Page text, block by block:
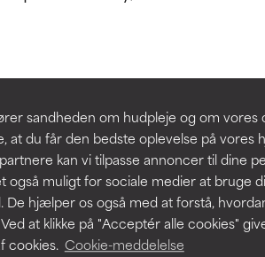
sandheden om hudpleje og om
at du får den bedste oplevelse på vores
kan vi tilpasse annoncer til dine
også muligt for sociale medier at bruge
De hjælper os også med at forstå,
at klikke på "Acceptér alle cookies"
cookies. Cookie-meddelelse
BACK TO
to assess ingredients in this
men kan have kosmetiske,
anvendelighed.
irritation. Risikoen øges, når det
men kan have kosmetiske,
anvendelighed.
irritation. Risikoen øges, når det